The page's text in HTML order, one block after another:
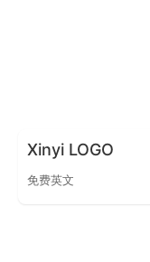
Xinyi LOGO
免费英文